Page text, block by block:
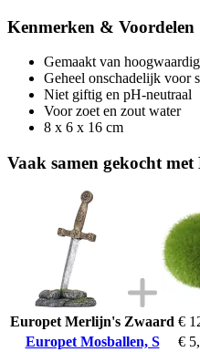
Kenmerken & Voordelen
Gemaakt van
Geheel onschadelijk voor
Niet giftig en pH-neutraal
Voor zoet en zout water
8 x 6 x 16 cm
Vaak samen gekocht
Europet Merlijn's Zwaard €
Europet Mosballen, S
€